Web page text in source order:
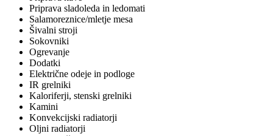
Priprava sladoleda in ledomati
Salamoreznice/mletje mesa
Šivalni stroji
Sokovniki
Ogrevanje
Dodatki
Električne odeje in podloge
IR grelniki
Kaloriferji, stenski grelniki
Kamini
Konvekcijski radiatorji
Oljni radiatorji